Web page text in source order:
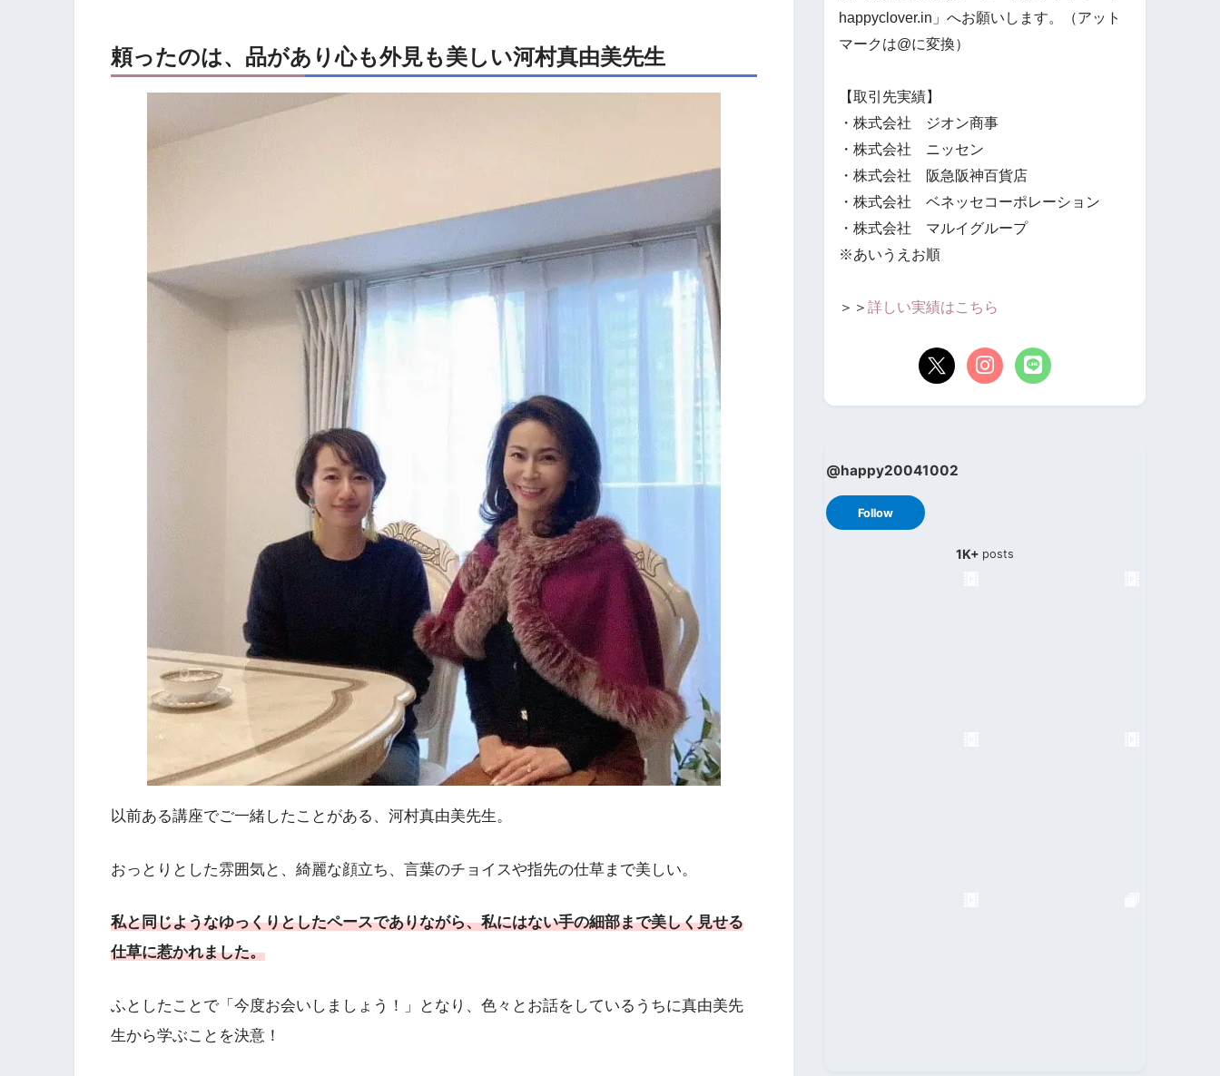
頼ったのは、品があり心も外見も美しい河村真由美先生
以前ある講座でご一緒したことがある、河村真由美先生。
おっとりとした雰囲気と、綺麗な顔立ち、言葉のチョイスや指先の仕草まで美しい。
私と同じようなゆっくりとしたペースでありながら、私にはない手の細部まで美しく見せる
仕草に惹かれました。
ふとしたことで「今度お会いしましょう！」となり、色々とお話をしているうちに真由美先
生から学ぶことを決意！
happyclover.in」へお願いします。（アット
マークは@に変換）
【取引先実績】
・株式会社 ジオン商事
・株式会社 ニッセン
・株式会社 阪急阪神百貨店
・株式会社 ベネッセコーポレーション
・株式会社 マルイグループ
※あいうえお順
＞＞ 詳しい実績はこちら